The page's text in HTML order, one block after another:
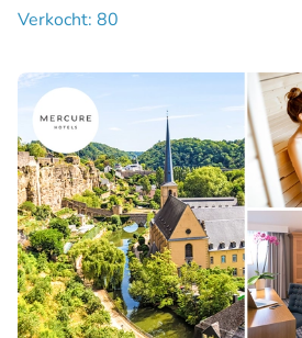
Verkocht: 80